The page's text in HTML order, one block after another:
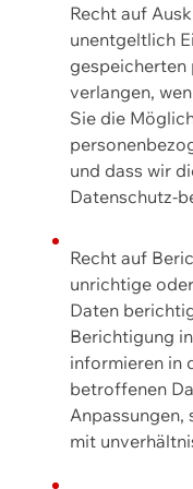
Recht auf
unentgeltlich
gespeicherten
verlangen,
Sie die
und dass wir
Datenschutz-
Recht auf
unrichtige
Daten
Berichtigung
informieren in
betroffenen
mit